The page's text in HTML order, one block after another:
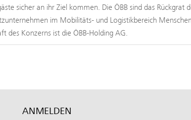
sicher an ihr Ziel kommen. Die ÖBB sind das Rückgrat
im Mobilitäts- und Logistikbereich
des Konzerns ist die ÖBB-Holding AG.
ANMELDEN